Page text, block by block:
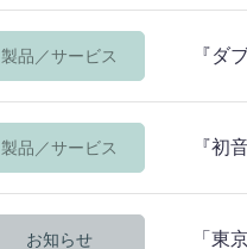
製品／サービス 『ダ
製品／サービス 『初
お知らせ 「東